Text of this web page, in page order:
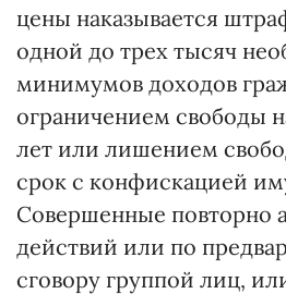
цены наказывается
одной до трех тысяч
минимумов доходов
ограничением свободы
лет или лишением
срок с конфискацией
Совершенные повторно
действий или по
сговору группой лиц,